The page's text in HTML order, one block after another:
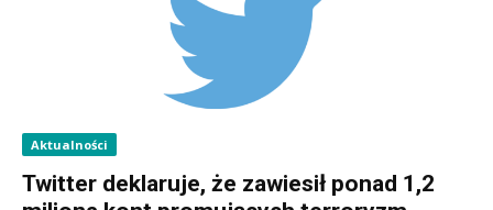
Aktualności
Twitter deklaruje, że zawiesił ponad 1,2